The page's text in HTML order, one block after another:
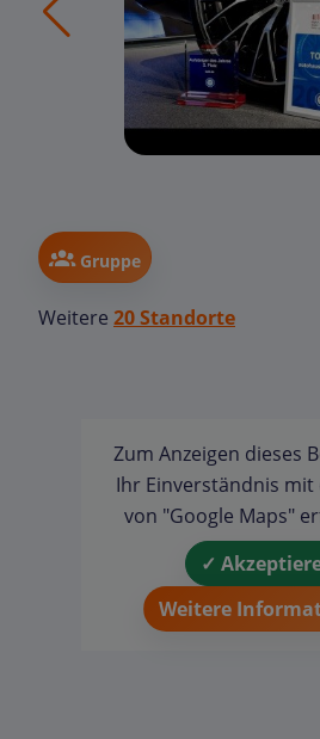
Gruppe
Weitere 20 Standorte
Zum Anzeigen dieses
Ihr Einverständnis mit
von "Google Maps"
✓
Weitere